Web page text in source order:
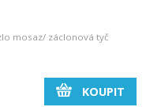
mosaz/ záclonová tyč
KOUPIT